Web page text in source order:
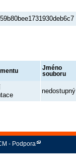
Jméno
souboru
nedostupný
- Podpora